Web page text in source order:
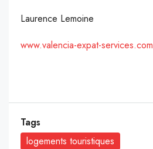
Laurence Lemoine
www.valencia-expat-services.com
Tags
logements touristiques